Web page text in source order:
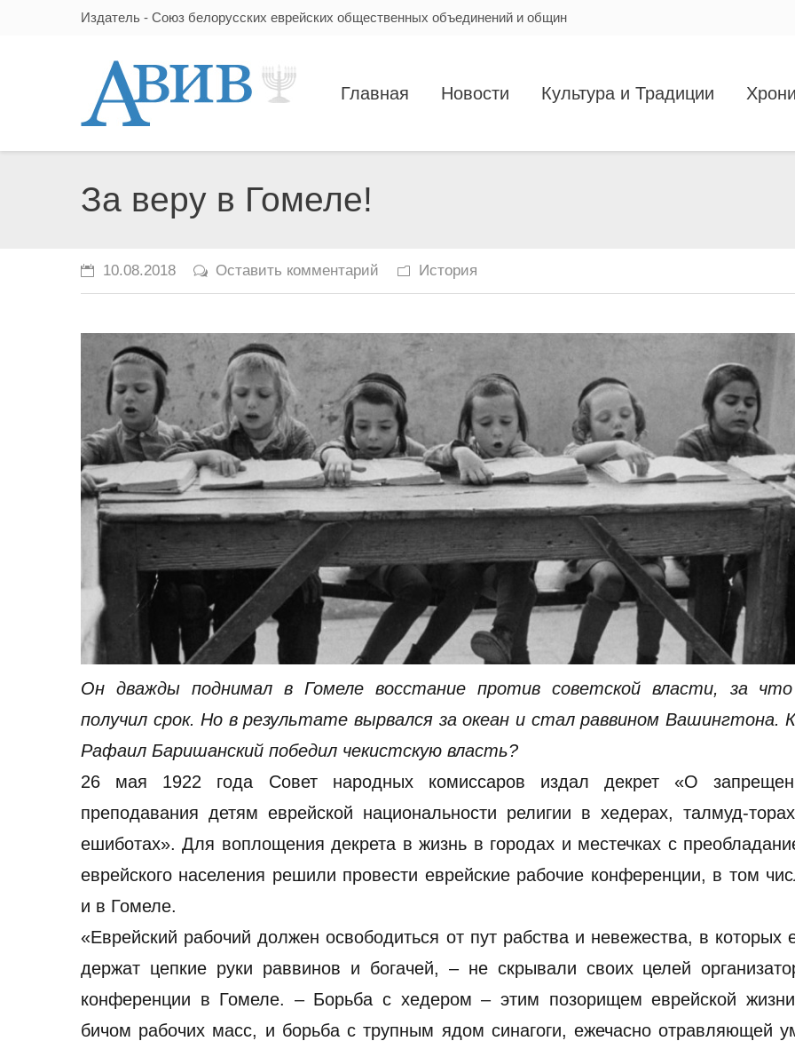
Издатель - Союз белорусских еврейских общественных объединений и общин
Главная Новости Культура и Традиции
За веру в Гомеле!
10.08.2018 Оставить комментарий История
Он дважды поднимал в Гомеле восстание против советской власти, за
получил срок. Но в результате вырвался за океан и стал раввином Вашингтона.
Рафаил Баришанский победил чекистскую власть?
26 мая 1922 года Совет народных комиссаров издал декрет «О
преподавания детям еврейской национальности религии в хедерах, талмуд-
ешиботах». Для воплощения декрета в жизнь в городах и местечках с
еврейского населения решили провести еврейские рабочие конференции, в том
и в Гомеле.
«Еврейский рабочий должен освободиться от пут рабства и невежества, в которых
держат цепкие руки раввинов и богачей, – не скрывали своих целей
конференции в Гомеле. – Борьба с хедером – этим позорищем еврейской
бичом рабочих масс, и борьба с трупным ядом синагоги, ежечасно отравляющей